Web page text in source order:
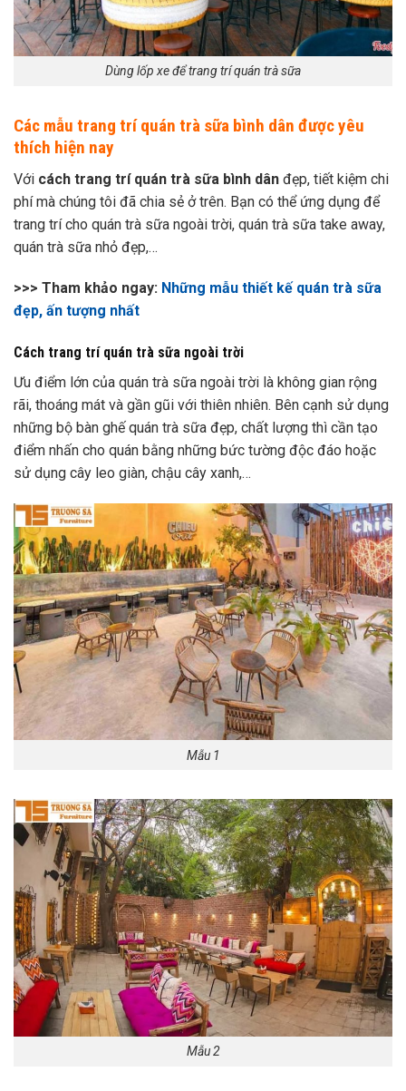
Dùng lốp xe để trang trí quán trà sữa
Các mẫu trang trí quán trà sữa bình dân được yêu
thích hiện nay
Với cách trang trí quán trà sữa bình dân đẹp, tiết kiệm chi
phí mà chúng tôi đã chia sẻ ở trên. Bạn có thể ứng dụng để
trang trí cho quán trà sữa ngoài trời, quán trà sữa take away,
quán trà sữa nhỏ đẹp,…
>>> Tham khảo ngay: Những mẫu thiết kế quán trà sữa
đẹp, ấn tượng nhất
Cách trang trí quán trà sữa ngoài trời
Ưu điểm lớn của quán trà sữa ngoài trời là không gian rộng
rãi, thoáng mát và gần gũi với thiên nhiên. Bên cạnh sử dụng
những bộ bàn ghế quán trà sữa đẹp, chất lượng thì cần tạo
điểm nhấn cho quán bằng những bức tường độc đáo hoặc
sử dụng cây leo giàn, chậu cây xanh,…
Mẫu 1
Mẫu 2